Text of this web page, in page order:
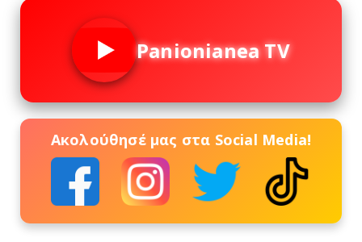
Panionianea TV
Ακολούθησέ μας στα Social Media!